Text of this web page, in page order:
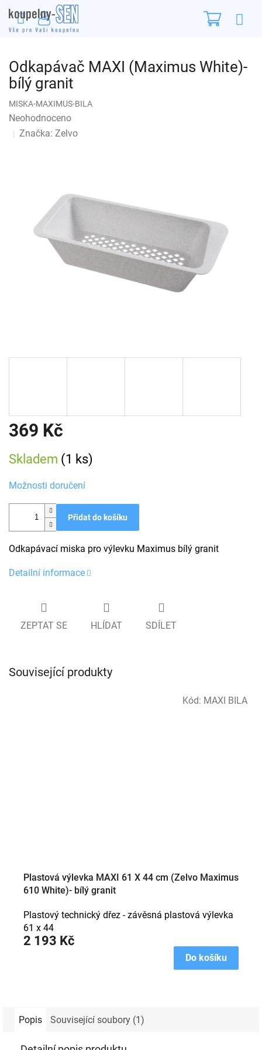
na
obsah
Odkapávač MAXI (Maximus White)-
bílý granit
MISKA-MAXIMUS-BILA
Průměrné
hodnocení
hvězdiček.
Neohodnoceno
Značka: Zelvo
369 Kč
Měrná
cena:
Skladem (1 ks)
Možnosti doručení
Přidat do košíku
Odkapávací miska pro výlevku Maximus bílý granit
Detailní informace
ZEPTAT SE HLÍDAT SDÍLET
Související produkty
Plastová výlevka MAXI 61 X 44 cm (Zelvo Maximus
610 White)- bílý granit
2 193 Kč
Do košíku
Plastový technický dřez - závěsná plastová výlevka
61 x 44
Kód: MAXI BILA
Popis Související soubory (1)